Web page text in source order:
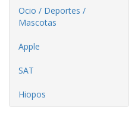
Ocio / Deportes /
Mascotas
Apple
SAT
Hiopos